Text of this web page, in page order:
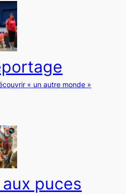
« un autre monde »
puces